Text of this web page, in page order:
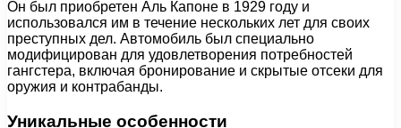
Он был приобретен Аль Капоне в 1929 году и
использовался им в течение нескольких лет для своих
преступных дел. Автомобиль был специально
модифицирован для удовлетворения потребностей
гангстера, включая бронирование и скрытые отсеки для
оружия и контрабанды.
Уникальные особенности